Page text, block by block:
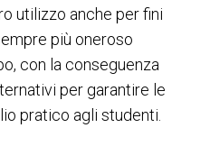
utilizzo anche per fini
più oneroso
con la conseguenza
per garantire le
pratico agli studenti.